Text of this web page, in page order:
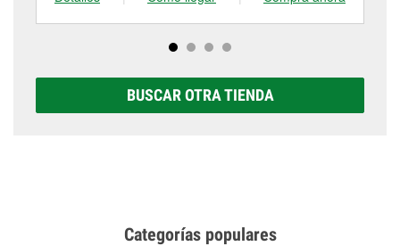
BUSCAR OTRA TIENDA
Categorías populares